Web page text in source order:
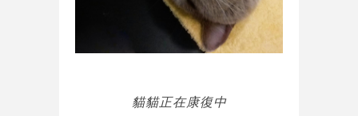
貓貓正在康復中